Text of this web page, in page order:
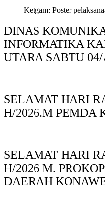
Ketgam: Poster
DINAS
INFORMATIKA
UTARA SABTU
SELAMAT HARI
H/2026.M PEMDA
SELAMAT HARI
H/2026 M.
DAERAH